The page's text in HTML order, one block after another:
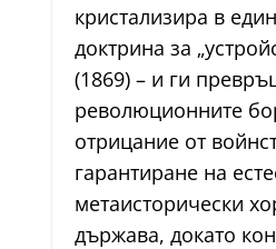
кристализира в
доктрина за
(1869) – и ги
революционните
отрицание от
гарантиране на
метаисторически
държава, докато